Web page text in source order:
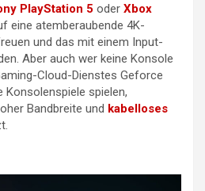
PlayStation 5 oder Xbox
eine atemberaubende 4K-
und das mit einem Input-
Aber auch wer keine Konsole
Cloud-Dienstes Geforce
Konsolenspiele spielen,
Bandbreite und kabelloses